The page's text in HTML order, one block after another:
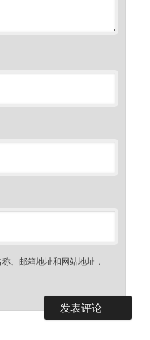
、邮箱地址和网站地址，